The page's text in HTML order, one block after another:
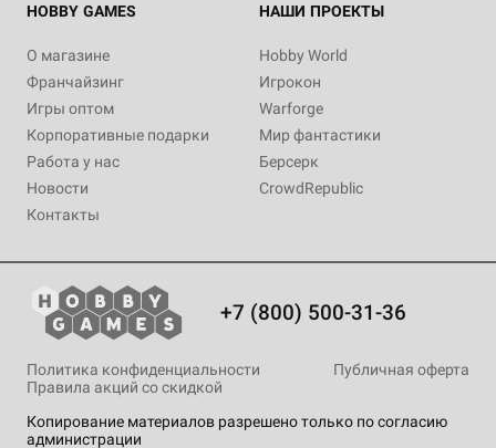
HOBBY GAMES
О магазине
Франчайзинг
Игры оптом
Корпоративные подарки
Работа у нас
Новости
Контакты
НАШИ ПРОЕКТЫ
Hobby World
Игрокон
Warforge
Мир фантастики
Берсерк
CrowdRepublic
+7 (800) 500-31-36
Копирование материалов разрешено только по согласию
администрации
Политика конфиденциальности
Публичная оферта
Правила акций со скидкой